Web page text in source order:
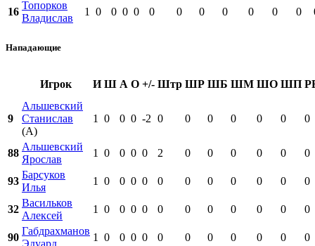
16
Топорков
Владислав
1 0 0 0 0 0 0 0 0 0 0 0
Нападающие
Игрок И Ш А О +/- Штр ШР ШБ ШМ ШО ШП
9
Альшевский
Станислав
(А)
1 0 0 0 -2 0 0 0 0 0 0 0
88
Альшевский
Ярослав
1 0 0 0 0 2 0 0 0 0 0 0
93
Барсуков
Илья
1 0 0 0 0 0 0 0 0 0 0 0
32
Васильков
Алексей
1 0 0 0 0 0 0 0 0 0 0 0
90
Габдрахманов
Эдуард
1 0 0 0 0 0 0 0 0 0 0
0